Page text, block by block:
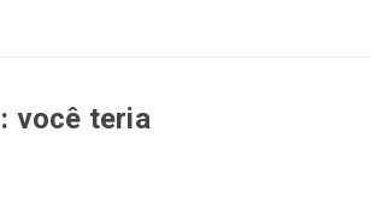
você teria